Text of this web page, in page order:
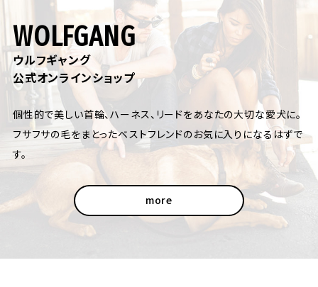
WOLFGANG
ウルフギャング
公式オンラインショップ
個性的で美しい首輪、ハーネス、リードをあなたの大切な愛犬に。
フサフサの毛をまとったベストフレンドのお気に入りになるはずで
す。
more